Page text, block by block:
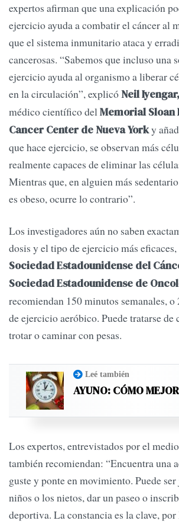
expertos afirman que una explicación
ejercicio ayuda a combatir el cáncer al
que el sistema inmunitario ataca y
cancerosas. “Sabemos que incluso una
ejercicio ayuda al organismo a liberar
en la circulación”, explicóNeil Iyengar,
médico científico delMemorial Sloan
Cancer Center de Nueva Yorky
que hace ejercicio, se observan más
realmente capaces de eliminar las
Mientras que, en alguien más
es obeso, ocurre lo contrario”.
Los investigadores aún no saben
dosis y el tipo de ejercicio más
Sociedad Estadounidense del
Sociedad Estadounidense de
recomiendan 150 minutos semanales,
de ejercicio aeróbico. Puede tratarse de
trotar o caminar con pesas.
Leé también
AYUNO: CÓMO
Los expertos, entrevistados por el
también recomiendan: “Encuentra una
guste y ponte en movimiento. Puede
niños o los nietos, dar un paseo o
deportiva. La constancia es la clave, por